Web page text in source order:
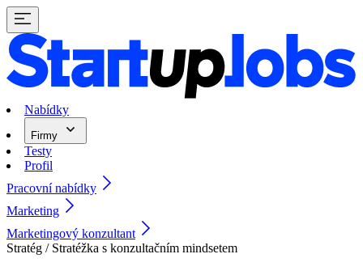
Nabídky
Firmy
Testy
Profil
Pracovní nabídky
Marketing
Marketingový konzultant
Stratég / Stratéžka s konzultačním mindsetem